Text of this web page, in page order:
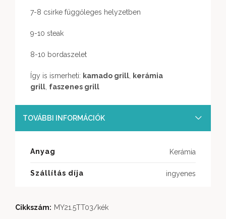
7-8 csirke függőleges helyzetben
9-10 steak
8-10 bordaszelet
Így is ismerheti: kamado grill
kerámia
grill faszenes grill
TOVÁBBI INFORMÁCIÓK
Anyag Kerámia
Szállítás díja ingyenes
Cikkszám: MY21.5TT03/kék